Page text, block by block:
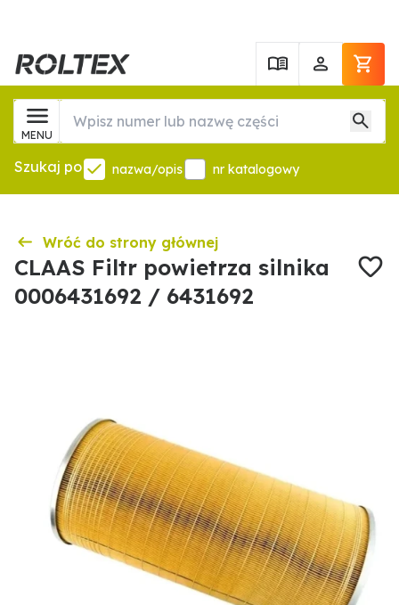
MENU
Szukaj po nazwa/opis nr katalogowy
Wróć do strony głównej
CLAAS Filtr powietrza silnika
0006431692 / 6431692